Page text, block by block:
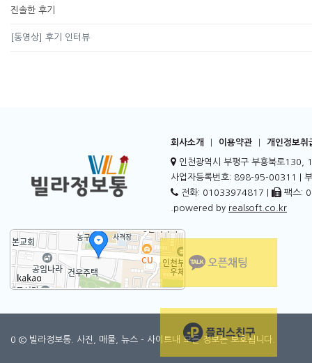
진솔한 후기
[동영상] 후기 인터뷰
회사소개 이용약관 개인정보취
인천광역시 부평구 부흥북로130,
사업자등록번호: 898-95-00311 |
전화: 01033974817 |
팩스:
.powered by realsoft.co.kr
0 © 빌라정보통. 사진, 매물, 뉴스 - 사이트내 모든 정보는 보호됩니다.